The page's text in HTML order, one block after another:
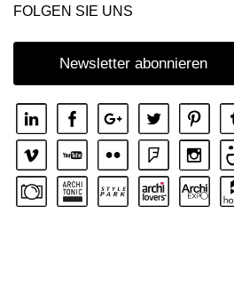
BANK TAURUS 3
FOLGEN SIE UNS
Newsletter abonnieren